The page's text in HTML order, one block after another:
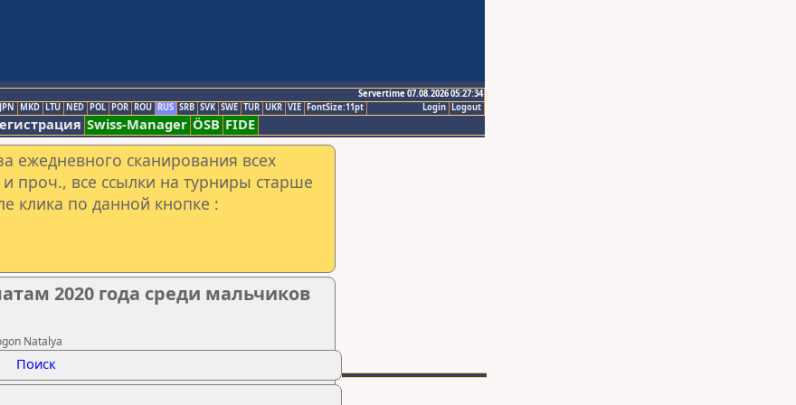
Servertime 07.08.2026 05:27:34
Logout
Login
JPN MKD LTU NED POL POR ROU RUS SRB SVK SWE TUR UKR VIE FontSize:11pt
Swiss-Manager ÖSB FIDE
ежедневного сканирования всех
проч., все ссылки на турниры старше
клика по данной кнопке :
2020 года среди мальчиков
Natalya
Поиск